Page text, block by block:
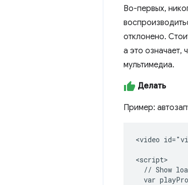
Во-первых,
отклонено.
а это означает,
мультимедиа.
Делать
Пример:
<video
<script>
// Show
var